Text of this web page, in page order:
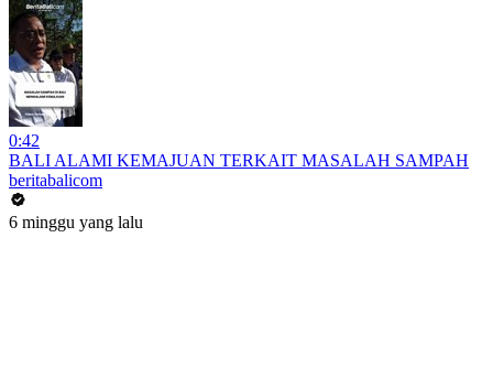
0:42
BALI ALAMI KEMAJUAN TERKAIT MASALAH SAMPAH
beritabalicom
6 minggu yang lalu